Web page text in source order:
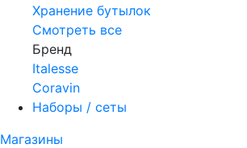
Хранение бутылок
Смотреть все
Бренд
Italesse
Coravin
Наборы / сеты
Магазины